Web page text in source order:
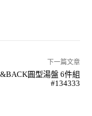
下一篇文章
圓型湯盤 6件組
#134333